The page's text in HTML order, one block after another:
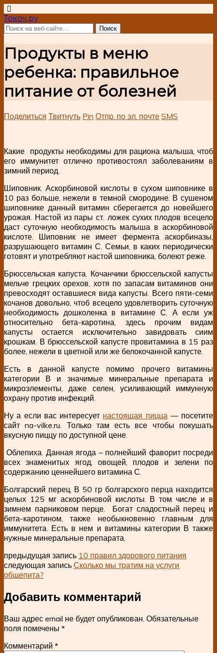
Токоч.ру
Продукты в меню
ребенка: правильное
питание от болезней
Поделиться Твитнуть Pin Отпр. по эл. почте SMS
Какие продукты необходимы для рациона малыша, чтоб
его иммунитет отлично противостоял заболеваниям в
зимний период.
Шиповник. Аскорбиновой кислоты в сухом шиповнике в
10 раз больше, нежели в темной смородине. В сушеном
шиповнике данный витамин сберегается до новейшего
урожая. Настой из пары ст. ложек сухих плодов всецело
даст суточную необходимость малыша в аскорбиновой
кислоте. Шиповник не имеет фермента аскорбиназы,
разрушающего витамин С. Семьи, в каких периодически
готовят и употребляют настой шиповника, болеют реже.
Брюссельская капуста. Кочанчики брюссельской капусты
мельче грецких орехов, хотя по запасам витаминов они
превосходят оставшиеся вида капусты. Всего пяти-семи
кочанов довольно, чтоб всецело удовлетворить суточную
необходимость дошколенка в витамине С. А если уж
относительно бета-каротина, здесь прочим видам
капусты остается исключительно завидовать сиим
крошкам. В брюссельской капусте провитамина в 15 раз
более, нежели в цветной или же белокочанной капусте.
Есть в данной капусте помимо прочего витамины
категории В и значимые минеральные препарата и
микроэлементы, даже селен, усиливающий иммунную
охрану против инфекций.
Ну а если вас интересует настоящая пицца — посетите
сайт na-vilke.ru. Только там есть все чтобы покушать
вкусную пиццу по доступной цене.
Облепиха. Данная ягода – полнейший фаворит посреди
всех знаменитых ягод, овощей, плодов и зелени по
содержанию ценнейшего витамина С.
Болгарский перец. В 50 гр болгарского перца находится
целых 125 мг аскорбиновой кислоты. В том числе и в
зимнем парниковом перце. Богат сладостный перец и
бета-каротином, также необыкновенно главным для
иммунитета. Есть в нем и витамины категории В также
нужные минеральные препарата.
предыдущая запись 10 правил здорового питания
следующая запись Сколько мы тратим на услуги
общепита?
Добавить комментарий
Ваш адрес email не будет опубликован. Обязательные
поля помечены *
Комментарий *